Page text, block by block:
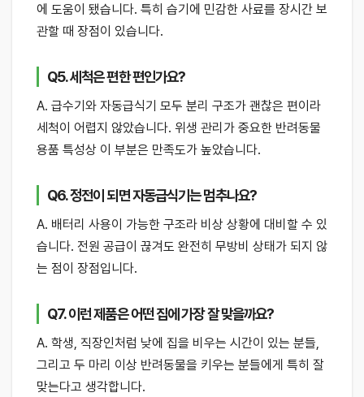
에 도움이 됐습니다. 특히 습기에 민감한 사료를 장시간 보
관할 때 장점이 있습니다.
Q5. 세척은 편한 편인가요?
A. 급수기와 자동급식기 모두 분리 구조가 괜찮은 편이라
세척이 어렵지 않았습니다. 위생 관리가 중요한 반려동물
용품 특성상 이 부분은 만족도가 높았습니다.
Q6. 정전이 되면 자동급식기는 멈추나요?
A. 배터리 사용이 가능한 구조라 비상 상황에 대비할 수 있
습니다. 전원 공급이 끊겨도 완전히 무방비 상태가 되지 않
는 점이 장점입니다.
Q7. 이런 제품은 어떤 집에 가장 잘 맞을까요?
A. 학생, 직장인처럼 낮에 집을 비우는 시간이 있는 분들,
그리고 두 마리 이상 반려동물을 키우는 분들에게 특히 잘
맞는다고 생각합니다.